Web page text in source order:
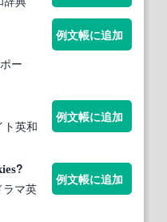
ー
例文帳に追加
ト英和
例文帳に追加
?
マ英
例文帳に追加